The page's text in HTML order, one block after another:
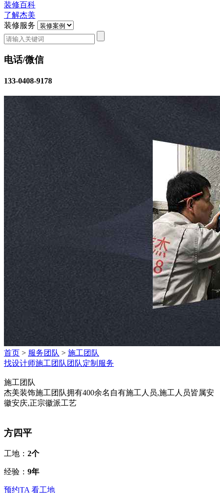
装修百科
了解杰美
装修服务
电话/微信
133-0408-9178
首页 > 服务团队 > 施工团队
找设计师施工团队 团队定制服务
施工团队
杰美装饰施工团队拥有400余名自有施工人员,施工人员皆属安
徽安庆,正宗徽派工艺
方四平
工地： 2个
经验： 9年
预约TA 看工地